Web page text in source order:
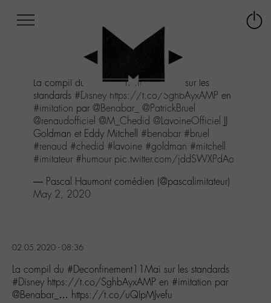
menu
Aller
au
contenu
Aller
recherche
La compil du #Deconfinement11Mai
sur les
standards #Disney https://t.co/SghbAyxAMP en
#imitation par @Benabar_
@PatrickBruel
@renaudofficiel @M_Chedid @LavoineOfficiel
Goldman et Eddy Mitchell #benabar #bruel
#renaud #chedid #lavoine #goldman #mitchell
#imitateur #humour pic.twitter.com/jddSWXPdAo
— Pascal Haumont comédien (@pascalimitateur)
May 2, 2020
02.05.2020 - 08:36
La compil du #Deconfinement11Mai sur les standards
#Disney https://t.co/SghbAyxAMP en #imitation par
@Benabar_… https://t.co/uQIpMJvefu